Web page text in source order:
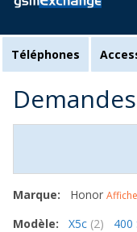
Téléphones
Marque: Honor
Modèle: X5c (2) 400